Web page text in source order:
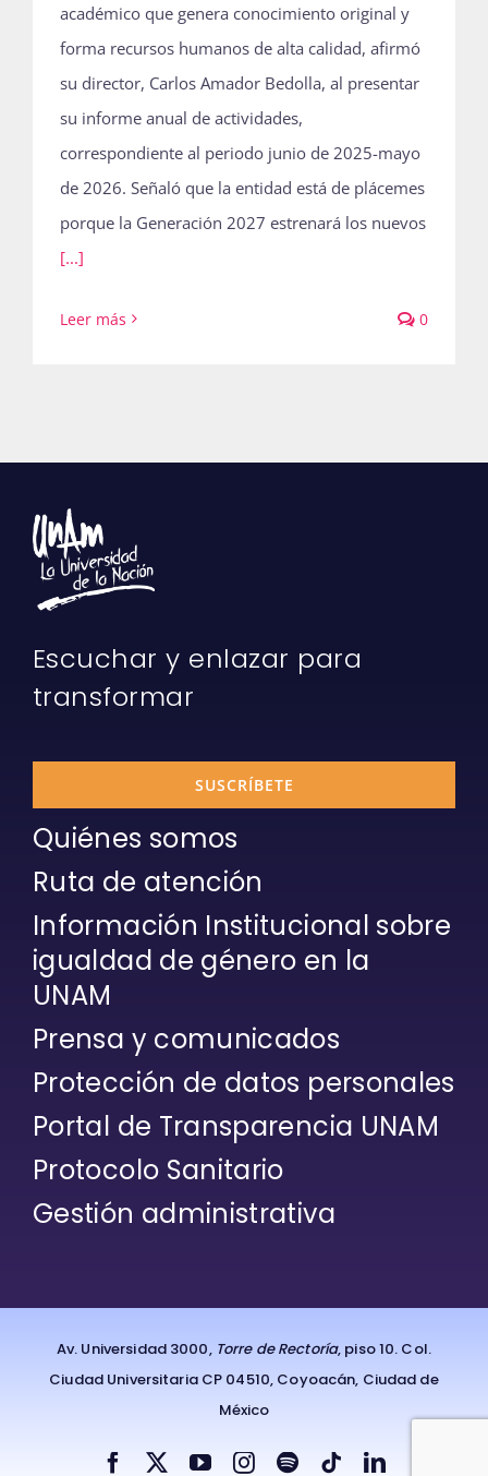
académico que genera conocimiento original y
forma recursos humanos de alta calidad, afirmó
su director, Carlos Amador Bedolla, al presentar
su informe anual de actividades,
correspondiente al periodo junio de 2025-mayo
de 2026. Señaló que la entidad está de plácemes
porque la Generación 2027 estrenará los nuevos
[...]
Leer más 0
Escuchar y enlazar para
transformar
SUSCRÍBETE
Quiénes somos
Ruta de atención
Información Institucional sobre
igualdad de género en la
UNAM
Prensa y comunicados
Protección de datos personales
Portal de Transparencia UNAM
Protocolo Sanitario
Gestión administrativa
Av. Universidad 3000, Torre de Rectoría, piso 10. Col.
Ciudad Universitaria CP 04510, Coyoacán, Ciudad de
México